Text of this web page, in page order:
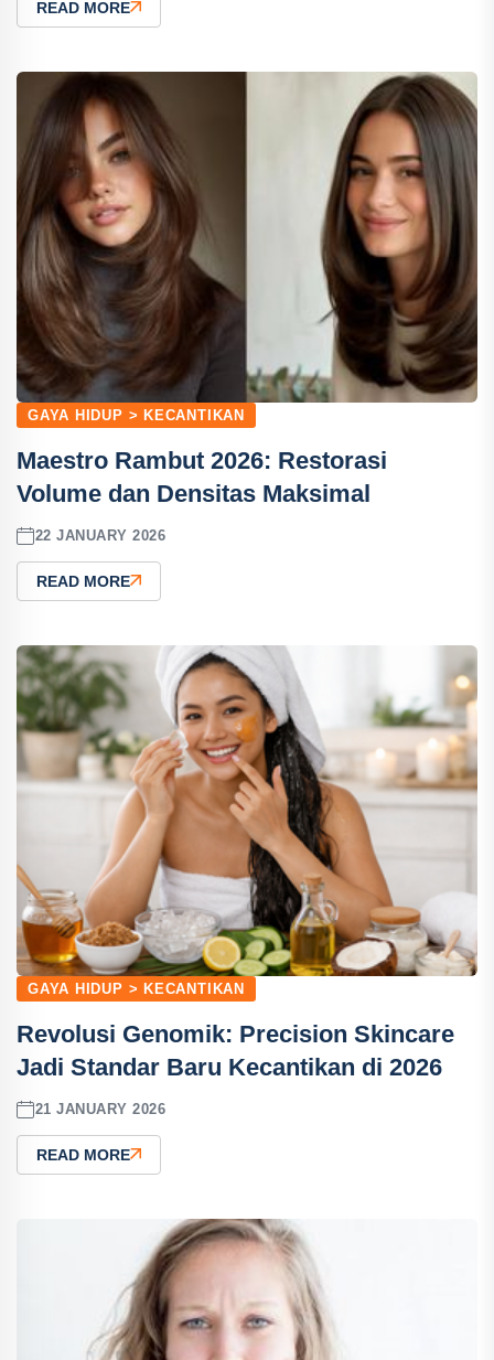
READ MORE
GAYA HIDUP > KECANTIKAN
Maestro Rambut 2026: Restorasi
Volume dan Densitas Maksimal
22 JANUARY 2026
READ MORE
GAYA HIDUP > KECANTIKAN
Revolusi Genomik: Precision Skincare
Jadi Standar Baru Kecantikan di 2026
21 JANUARY 2026
READ MORE